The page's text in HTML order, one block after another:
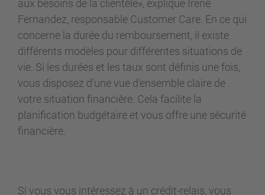
aux besoins de la clientèle», explique Irene
Fernandez, responsable Customer Care. En ce qui
concerne la durée du remboursement, il existe
différents modèles pour différentes situations de
vie. Si les durées et les taux sont définis une fois,
vous disposez d’une vue d'ensemble claire de
votre situation financière. Cela facilite la
planification budgétaire et vous offre une sécurité
financière.
Si vous vous intéressez à un crédit-relais, vous